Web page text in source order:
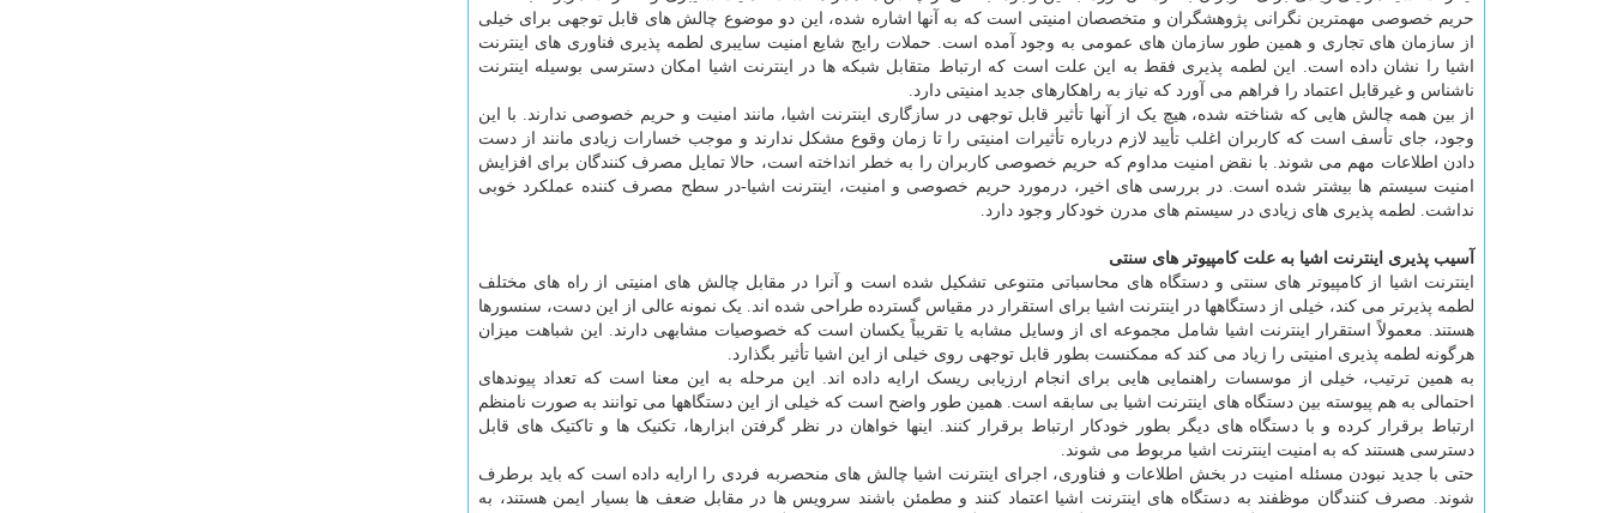
حریم خصوصی مهمترین نگرانی پژوهشگران و متخصصان امنیتی است که به آنها اشاره شده، این دو موضوع چالش های قابل توجهی برای خیلی
از سازمان های تجاری و همین طور سازمان های عمومی به وجود آمده است. حملات رایج شایع امنیت سایبری لطمه پذیری فناوری های اینترنت
اشیا را نشان داده است. این لطمه پذیری فقط به این علت است که ارتباط متقابل شبکه ها در اینترنت اشیا امکان دسترسی بوسیله اینترنت
ناشناس و غیرقابل اعتماد را فراهم می آورد که نیاز به راهکارهای جدید امنیتی دارد.
از بین همه چالش هایی که شناخته شده، هیچ یک از آنها تأثیر قابل توجهی در سازگاری اینترنت اشیا، مانند امنیت و حریم خصوصی ندارند. با این
وجود، جای تأسف است که کاربران اغلب تأیید لازم درباره تأثیرات امنیتی را تا زمان وقوع مشکل ندارند و موجب خسارات زیادی مانند از دست
دادن اطلاعات مهم می شوند. با نقض امنیت مداوم که حریم خصوصی کاربران را به خطر انداخته است، حالا تمایل مصرف کنندگان برای افزایش
امنیت سیستم ها بیشتر شده است. در بررسی های اخیر، درمورد حریم خصوصی و امنیت، اینترنت اشیا-در سطح مصرف کننده عملکرد خوبی
نداشت. لطمه پذیری های زیادی در سیستم های مدرن خودکار وجود دارد.
آسیب پذیری اینترنت اشیا به علت کامپیوتر های سنتی
اینترنت اشیا از کامپیوتر های سنتی و دستگاه های محاسباتی متنوعی تشکیل شده است و آنرا در مقابل چالش های امنیتی از راه های مختلف
لطمه پذیرتر می کند، خیلی از دستگاهها در اینترنت اشیا برای استقرار در مقیاس گسترده طراحی شده اند. یک نمونه عالی از این دست، سنسورها
هستند. معمولاً استقرار اینترنت اشیا شامل مجموعه ای از وسایل مشابه یا تقریباً یکسان است که خصوصیات مشابهی دارند. این شباهت میزان
هرگونه لطمه پذیری امنیتی را زیاد می کند که ممکنست بطور قابل توجهی روی خیلی از این اشیا تأثیر بگذارد.
به همین ترتیب، خیلی از موسسات راهنمایی هایی برای انجام ارزیابی ریسک ارایه داده اند. این مرحله به این معنا است که تعداد پیوندهای
احتمالی به هم پیوسته بین دستگاه های اینترنت اشیا بی سابقه است. همین طور واضح است که خیلی از این دستگاهها می توانند به صورت نامنظم
ارتباط برقرار کرده و با دستگاه های دیگر بطور خودکار ارتباط برقرار کنند. اینها خواهان در نظر گرفتن ابزارها، تکنیک ها و تاکتیک های قابل
دسترسی هستند که به امنیت اینترنت اشیا مربوط می شوند.
حتی با جدید نبودن مسئله امنیت در بخش اطلاعات و فناوری، اجرای اینترنت اشیا چالش های منحصربه فردی را ارایه داده است که باید برطرف
شوند. مصرف کنندگان موظفند به دستگاه های اینترنت اشیا اعتماد کنند و مطمئن باشند سرویس ها در مقابل ضعف ها بسیار ایمن هستند، به